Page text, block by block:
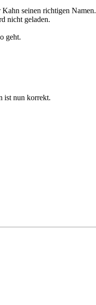
seinen richtigen Namen.
nicht geladen.
geht.
ist nun korrekt.